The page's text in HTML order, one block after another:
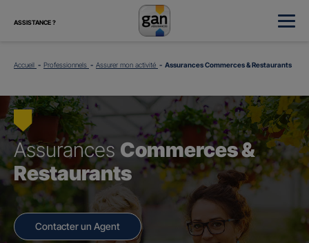
ASSISTANCE ?
Accueil Professionnels Assurer mon activité Assurances Commerces & Restaurants
Assurances Commerces &
Restaurants
Contacter un Agent